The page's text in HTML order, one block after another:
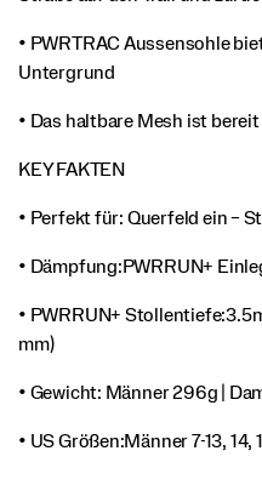
• PWRTRAC Aussensohle
Untergrund
• Das haltbare Mesh ist bereit
KEY FAKTEN
• Perfekt für: Querfeld ein –
• Dämpfung:PWRRUN+
• PWRRUN+
mm)
• Gewicht: Männer 296g |
• US Größen:Männer 7-13, 14,